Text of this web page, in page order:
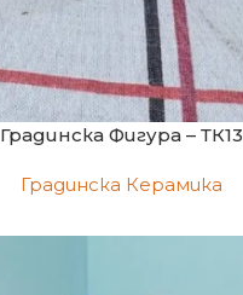
Градинска Фигура – ТК13
Градинска Керамика